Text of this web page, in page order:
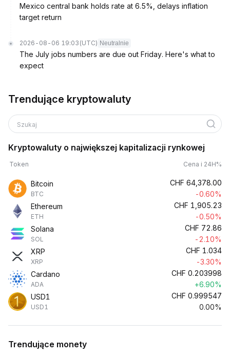
Mexico central bank holds rate at 6.5%, delays inflation
target return
2026-08-06 19:03 (UTC) Neutralnie
The July jobs numbers are due out Friday. Here's what to
expect
Trendujące kryptowaluty
Szukaj
Kryptowaluty o największej kapitalizacji rynkowej
Token Cena i 24H%
Bitcoin
BTC
CHF 64,378.00
-0.60%
Ethereum
ETH
CHF 1,905.23
-0.50%
Solana
SOL
CHF 72.86
-2.10%
XRP
XRP
CHF 1.034
-3.30%
Cardano
ADA
CHF 0.203998
+6.90%
USD1
USD1
CHF 0.999547
0.00%
Trendujące monety